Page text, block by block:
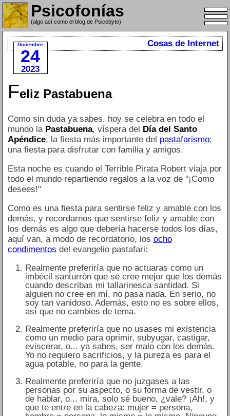
Psicofonías
(algo así como el blog de Psicobyte)
Diciembre
24
2023
Cosas de Internet
Feliz Pastabuena
Como sin duda ya sabes, hoy se celebra en todo el
mundo la Pastabuena, víspera del Día del Santo
Apéndice, la fiesta más importante del pastafarismo;
una fiesta para disfrutar con familia y amigos.
Esta noche es cuando el Terrible Pirata Robert viaja por
todo el mundo repartiendo regalos a la voz de "¡Como
desees!"
Como es una fiesta para sentirse feliz y amable con los
demás, y recordarnos que sentirse feliz y amable con
los demás es algo que debería hacerse todos los días,
aquí van, a modo de recordatorio, los ocho
condimentos del evangelio pastafari:
Realmente preferiría que no actuaras como un
imbécil santurrón que se cree mejor que los demás
cuando describas mi tallarinesca santidad. Si
alguien no cree en mí, no pasa nada. En serio, no
soy tan vanidoso. Además, esto no es sobre ellos,
así que no cambies de tema.
Realmente preferiría que no usases mi existencia
como un medio para oprimir, subyugar, castigar,
eviscerar, o... ya sabes, ser malo con los demás.
Yo no requiero sacrificios, y la pureza es para el
agua potable, no para la gente.
Realmente preferiría que no juzgases a las
personas por su aspecto, o su forma de vestir, o
de hablar, o... mira, solo sé bueno, ¿vale? ¡Ah!, y
que te entre en la cabeza: mujer = persona,